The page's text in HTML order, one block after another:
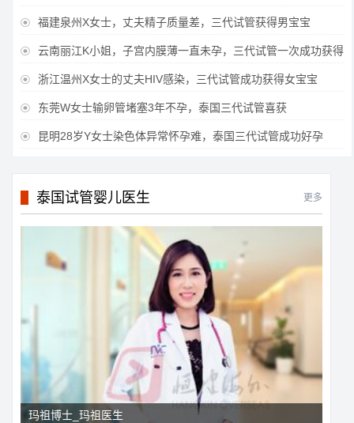
 福建泉州X女士，丈夫精子质量差，三代试管获得男宝宝
 云南丽江K小姐，子宫内膜薄一直未孕，三代试管一次成功获得
 浙江温州X女士的丈夫HIV感染，三代试管成功获得女宝宝
 东莞W女士输卵管堵塞3年不孕，泰国三代试管喜获
 昆明28岁Y女士染色体异常怀孕难，泰国三代试管成功好孕
泰国试管婴儿医生 更多
玛祖博士_玛祖医生